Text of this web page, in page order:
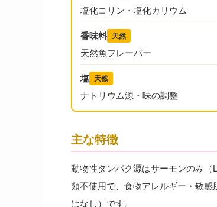
塩化コリン・塩化カリウム
香味料 天然
天然魚フレーバー
塩 天然
ナトリウム源・味の調整
主な特徴
動物性タンパク源はサーモンのみ
類不使用で、食物アレルギー・敏
はなし）です。